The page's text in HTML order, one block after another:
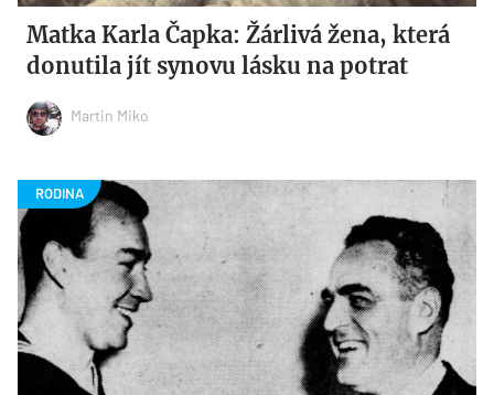
Matka Karla Čapka: Žárlivá žena, která
donutila jít synovu lásku na potrat
Martin Miko